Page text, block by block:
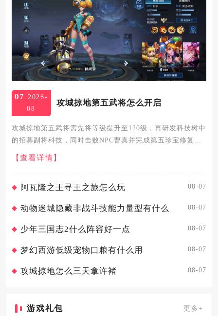
07 2026-
08
攻城掠地第五武将怎么开启
攻城掠地第五武将需先将等级提升至120级，再研发科技树中
的招募副将科技，同时击败NPC曹真并完成第五珍宝修复，
即可开启副将形式的第五武将，150级后解锁丝绸之路功能可
实现五主将同阵作战。120级是开启第五武将的基础门槛，等
【查看详情】
阿瓦隆之王寻王之旅怎么玩 08-07
动物迷城隐藏非战斗技能力量型有什么 08-07
少年三国志2什么阵容好一点 08-07
梦幻西游低级宠物口粮有什么用 08-07
攻城掠地怎么三天拿许褚 08-07
游戏礼包 更多+